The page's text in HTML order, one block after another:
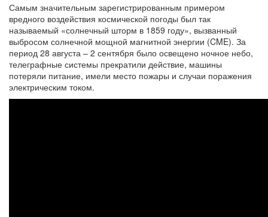
Самым значительным зарегистрированным примером
вредного воздействия космической погоды был так
называемый «солнечный шторм в 1859 году», вызванный
выбросом солнечной мощной магнитной энергии (CME). За
период 28 августа – 2 сентября было освещено ночное небо,
телеграфные системы прекратили действие, машины
потеряли питание, имели место пожары и случаи поражения
электрическим током.